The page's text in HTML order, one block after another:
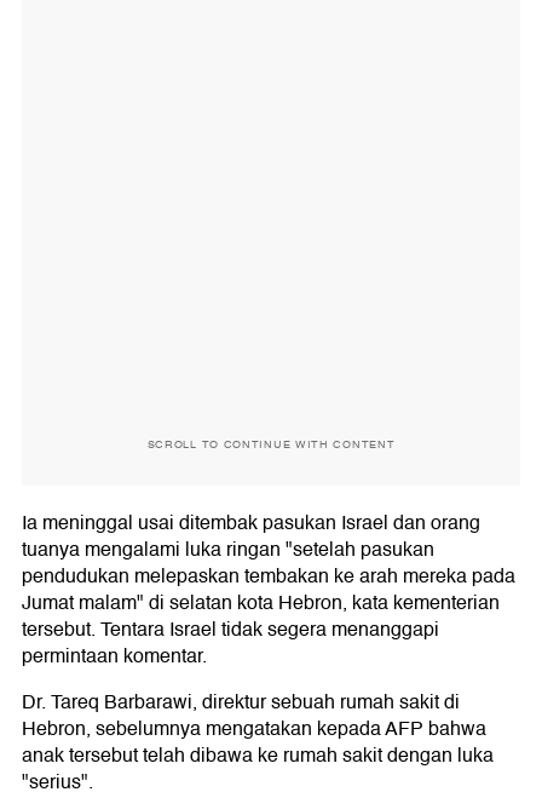
SCROLL TO CONTINUE WITH CONTENT
Ia meninggal usai ditembak pasukan Israel dan orang
tuanya mengalami luka ringan "setelah pasukan
pendudukan melepaskan tembakan ke arah mereka pada
Jumat malam" di selatan kota Hebron, kata kementerian
tersebut. Tentara Israel tidak segera menanggapi
permintaan komentar.
Dr. Tareq Barbarawi, direktur sebuah rumah sakit di
Hebron, sebelumnya mengatakan kepada AFP bahwa
anak tersebut telah dibawa ke rumah sakit dengan luka
"serius".